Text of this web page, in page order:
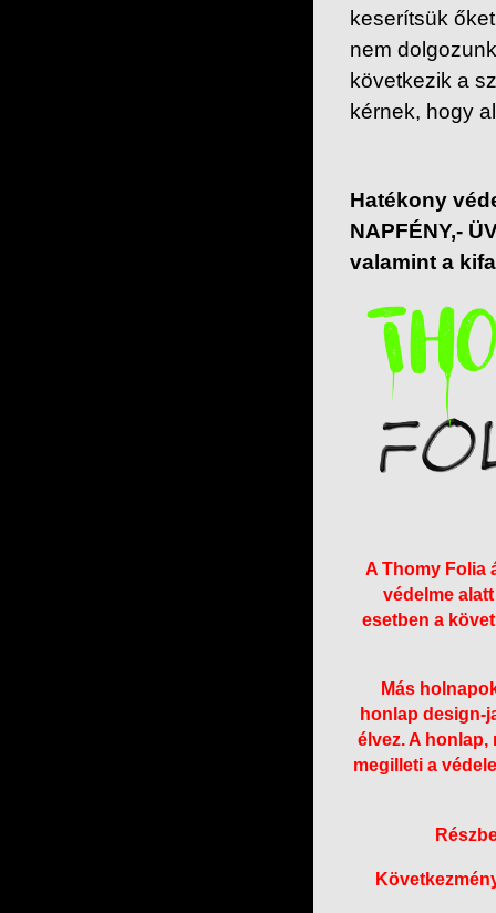
keserítsük
nem
következik a
kérnek, hogy
Hatékony
NAPFÉNY,-
valamint a
A Thomy Folia
védelme
esetben a
Más
honlap design-
élvez. A
megilleti a